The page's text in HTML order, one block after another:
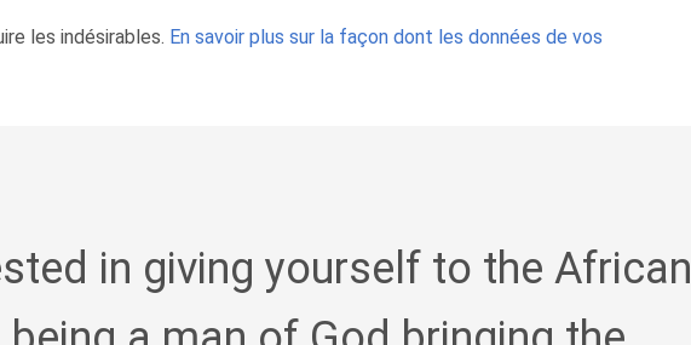
les indésirables. En savoir plus sur la façon dont les données de vos
in giving yourself to the African